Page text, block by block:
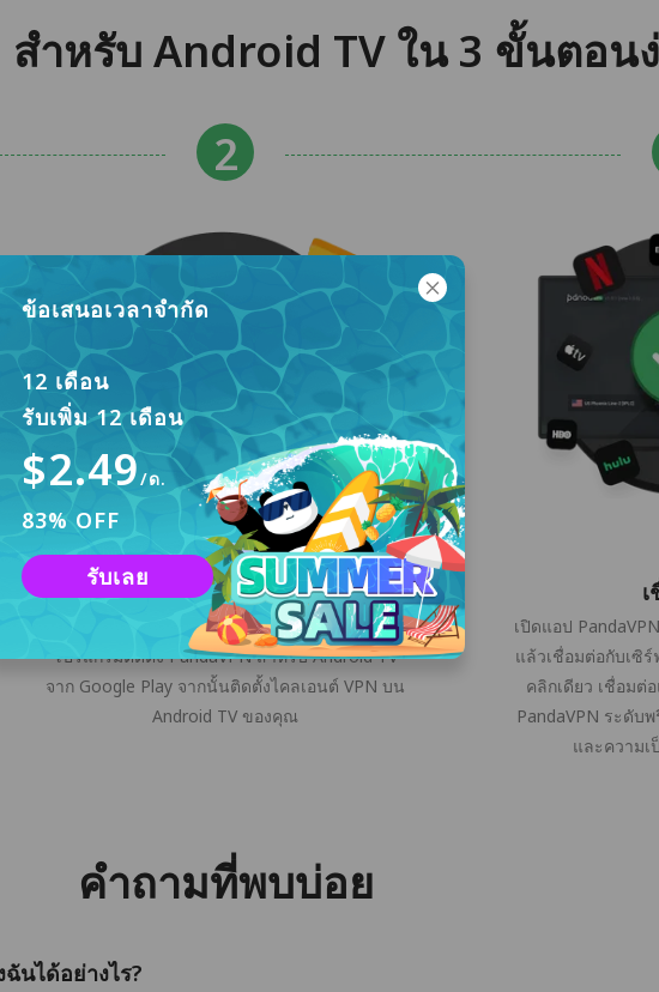
สำหรับ Android TV ใน 3 ขั้นตอน
ดาวน์โหลด & ติดตั้ง
คลิกปุ่ม "ดาวน์โหลดฟรี" หรือดาวน์โหลด
โปรแกรมติดตั้ง PandaVPN สำหรับ Android TV
จาก Google Play จากนั้นติดตั้งไคลเอนต์ VPN บน
Android TV ของคุณ
เปิดแอป
แล้วเชื่อมต่อกับเซิ
คลิกเดียว เชื่อมต่
PandaVPN ระดับ
และความ
คำถามที่พบบ่อย
นได้อย่างไร?
ข้อเสนอเวลาจำกัด
12 เดือน
รับเพิ่ม 12 เดือน
$2.49/ด.
83% OFF
รับเลย